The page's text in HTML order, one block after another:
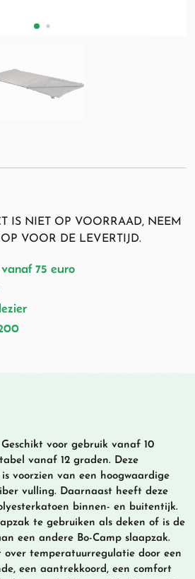
IS NIET OP VOORRAAD, NEEM
VOOR DE LEVERTIJD.
75 euro
voor gebruik vanaf 10
vanaf 12 graden. Deze
voorzien van een hoogwaardige
vulling. Daarnaast heeft deze
binnen- en buitentijk.
te gebruiken als deken of is de
een andere Bo-Camp slaapzak.
over temperatuurregulatie door een
een aantrekkoord, een comfort